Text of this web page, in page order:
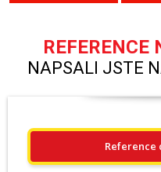
REFERENCE
NAPSALI JSTE
Reference